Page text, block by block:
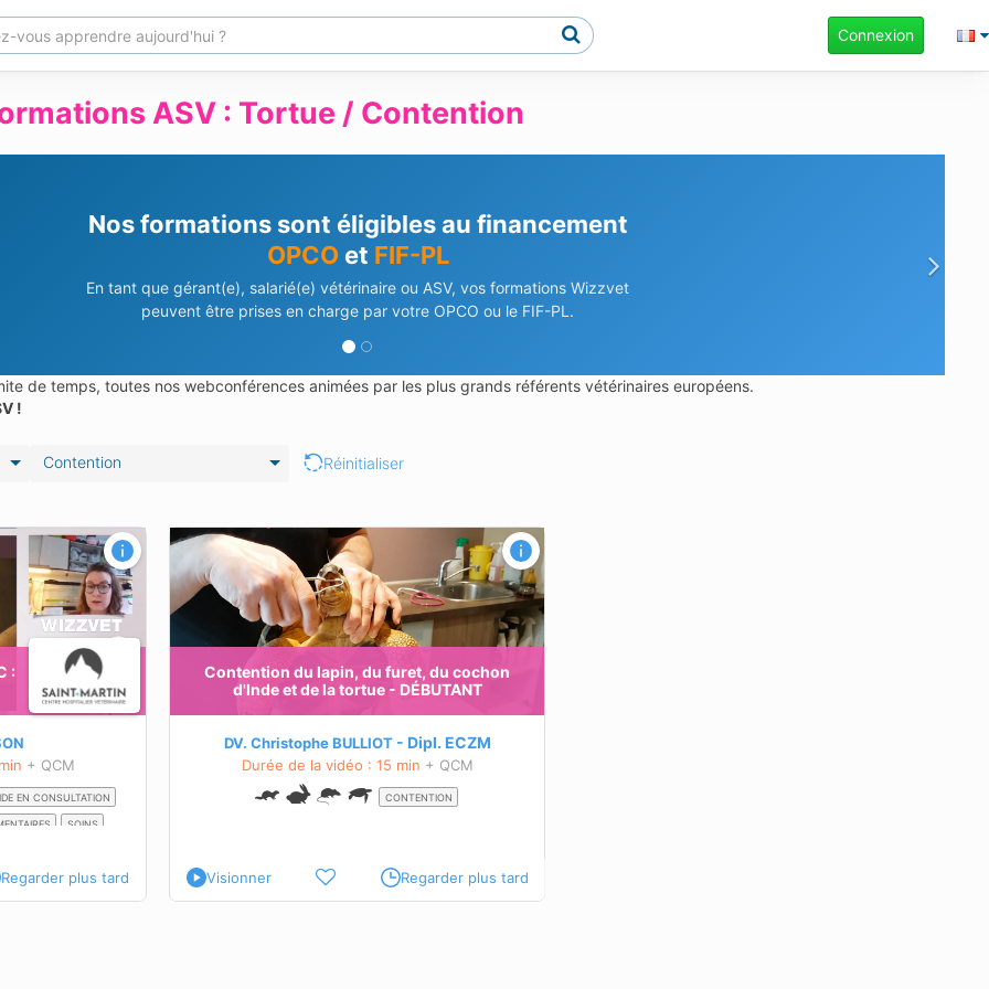
Connexion
ASV : Tortue / Contention
Nos formations sont éligibles au financement
OPCO et FIF-PL
En tant que gérant(e), salarié(e) vétérinaire ou ASV, vos formations Wizzvet
peuvent être prises en charge par votre OPCO ou le FIF-PL.
de temps, toutes nos webconférences animées par les plus grands référents vétérinaires européens.
!
Contention Réinitialiser
:
+ QCM
EN CONSULTATION
SOINS
Regarder plus tard
Contention du lapin, du furet, du cochon
d'Inde et de la tortue - DÉBUTANT
DV. Christophe BULLIOT Dipl. ECZM
Durée de la vidéo : 15 min + QCM
CONTENTION
du cochon
DISPONIBLES
formation
Visionner Regarder plus tard